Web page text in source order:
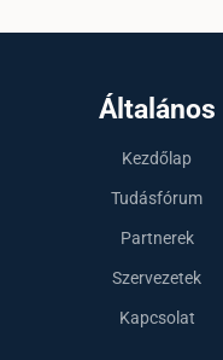
Általános
Kezdőlap
Tudásfórum
Partnerek
Szervezetek
Kapcsolat